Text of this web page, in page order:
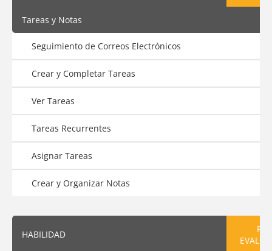
Tareas y Notas
Seguimiento de Correos Electrónicos
Crear y Completar Tareas
Ver Tareas
Tareas Recurrentes
Asignar Tareas
Crear y Organizar Notas
HABILIDAD